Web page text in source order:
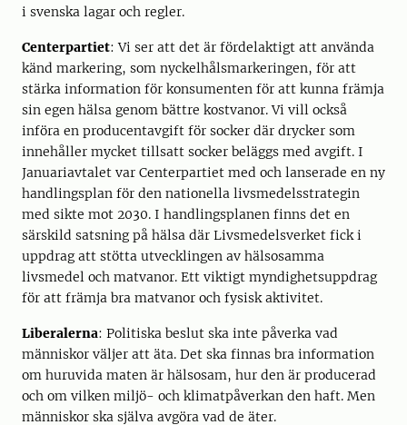
i svenska lagar och regler.
Centerpartiet: Vi ser att det är fördelaktigt att använda
känd markering, som nyckelhålsmarkeringen, för att
stärka information för konsumenten för att kunna främja
sin egen hälsa genom bättre kostvanor. Vi vill också
införa en producentavgift för socker där drycker som
innehåller mycket tillsatt socker beläggs med avgift. I
Januariavtalet var Centerpartiet med och lanserade en ny
handlingsplan för den nationella livsmedelsstrategin
med sikte mot 2030. I handlingsplanen finns det en
särskild satsning på hälsa där Livsmedelsverket fick i
uppdrag att stötta utvecklingen av hälsosamma
livsmedel och matvanor. Ett viktigt myndighetsuppdrag
för att främja bra matvanor och fysisk aktivitet.
Liberalerna: Politiska beslut ska inte påverka vad
människor väljer att äta. Det ska finnas bra information
om huruvida maten är hälsosam, hur den är producerad
och om vilken miljö- och klimatpåverkan den haft. Men
människor ska själva avgöra vad de äter.